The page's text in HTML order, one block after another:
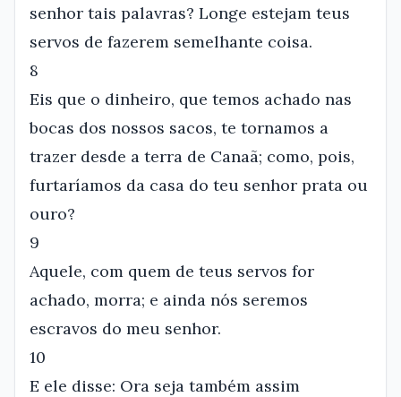
senhor tais palavras? Longe estejam teus
servos de fazerem semelhante coisa.
8
Eis que o dinheiro, que temos achado nas
bocas dos nossos sacos, te tornamos a
trazer desde a terra de Canaã; como, pois,
furtaríamos da casa do teu senhor prata ou
ouro?
9
Aquele, com quem de teus servos for
achado, morra; e ainda nós seremos
escravos do meu senhor.
10
E ele disse: Ora seja também assim